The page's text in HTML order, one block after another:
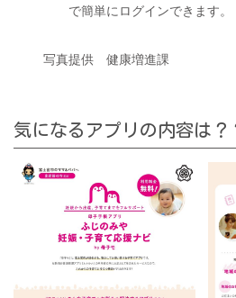
で簡単にログインできます。
写真提供 健康増進課
気になるアプリの内容は？